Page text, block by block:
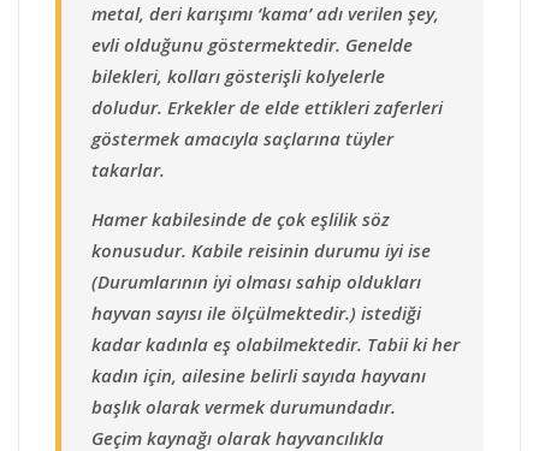
metal, deri karışımı ‘kama’ adı verilen şey,
evli olduğunu göstermektedir. Genelde
bilekleri, kolları gösterişli kolyelerle
doludur. Erkekler de elde ettikleri zaferleri
göstermek amacıyla saçlarına tüyler
takarlar.
Hamer kabilesinde de çok eşlilik söz
konusudur. Kabile reisinin durumu iyi ise
(Durumlarının iyi olması sahip oldukları
hayvan sayısı ile ölçülmektedir.) istediği
kadar kadınla eş olabilmektedir. Tabii ki her
kadın için, ailesine belirli sayıda hayvanı
başlık olarak vermek durumundadır.
Geçim kaynağı olarak hayvancılıkla